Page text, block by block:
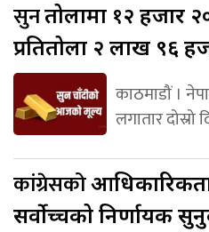
सुनतोलामा १२ हजार
प्रतितोला २ लाख ९६
काठमाडौं ।
लगातार दोस्रो
कांग्रेसको
सर्वोच्चको निर्णायक